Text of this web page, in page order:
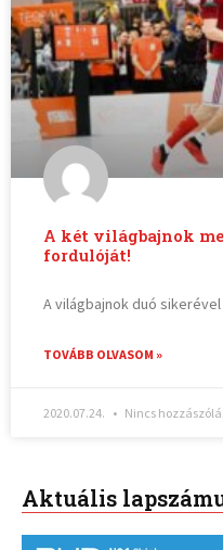
A két világbajnok
fordulóját!
A világbajnok duó
TOVÁBB OLVASOM »
2020.07.24. Nincs
Aktuális